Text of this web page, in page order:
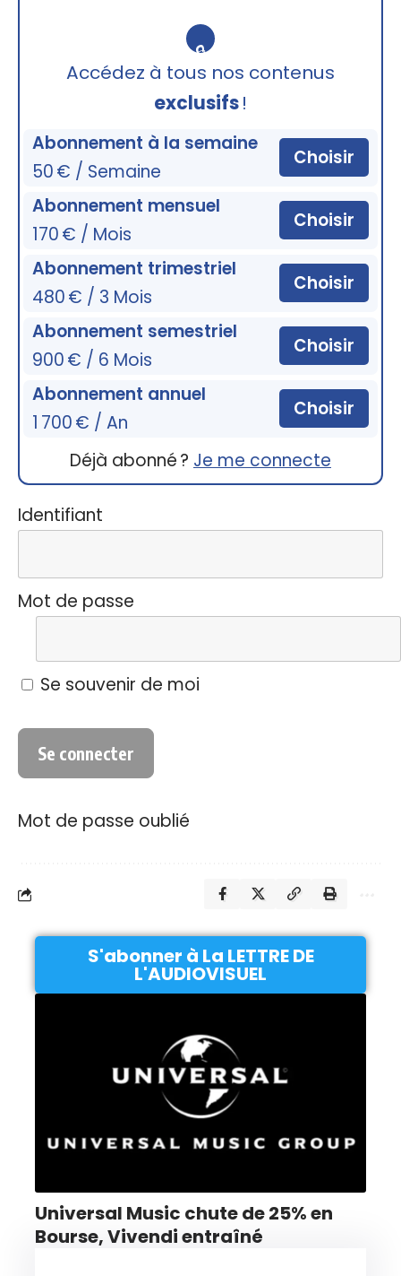
🔒
Accédez à tous nos contenus
exclusifs!
Abonnement à la semaine
50 € / Semaine
Choisir
Abonnement mensuel
170 € / Mois
Choisir
Abonnement trimestriel
480 € / 3 Mois
Choisir
Abonnement semestriel
900 € / 6 Mois
Choisir
Abonnement annuel
1 700 € / An
Choisir
Déjà abonné ? Je me connecte
Identifiant
Mot de passe
Se souvenir de moi
Mot de passe oublié
S'abonner à La LETTRE DE
L'AUDIOVISUEL
Universal Music chute de 25% en
Bourse, Vivendi entraîné